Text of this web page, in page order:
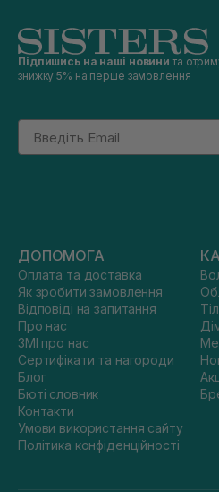
Підпишись на наші новини та
знижку 5% на перше замовлення
Email
ДОПОМОГА
Оплата та доставка
Як зробити замовлення
Відповіді на запитання
Про нас
ЗМІ про нас
Сертифікати та нагороди
Блог
Бюті словник
Контакти
Умови використання сайту
Політика конфіденційності